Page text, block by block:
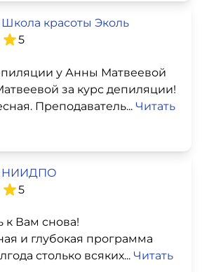
Школа красоты Эколь
5
у Анны Матвеевой
за курс депиляции!
Преподаватель... Читать
НИИДПО
5
к Вам снова!
и глубокая программа
столько всяких... Читать